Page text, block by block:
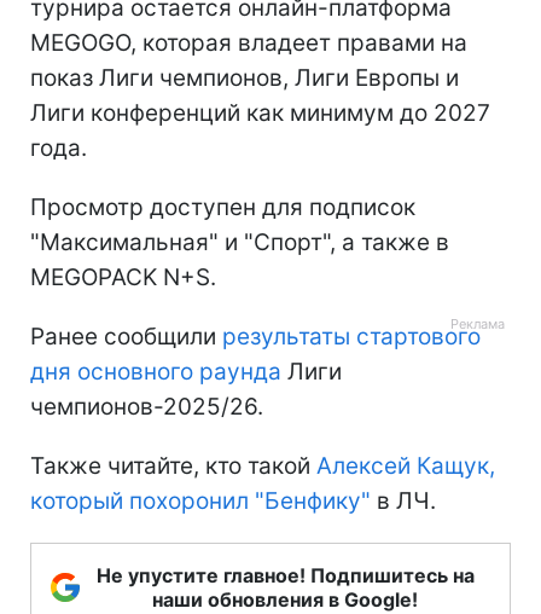
турнира остается онлайн-платформа
MEGOGO, которая владеет правами на
показ Лиги чемпионов, Лиги Европы и
Лиги конференций как минимум до 2027
года.
Просмотр доступен для подписок
"Максимальная" и "Спорт", а также в
MEGOPACK N+S.
Ранее сообщили результаты стартового
дня основного раунда Лиги
чемпионов-2025/26.
Также читайте, кто такой Алексей Кащук,
который похоронил "Бенфику" в ЛЧ.
Не упустите главное! Подпишитесь на
наши обновления в Google!